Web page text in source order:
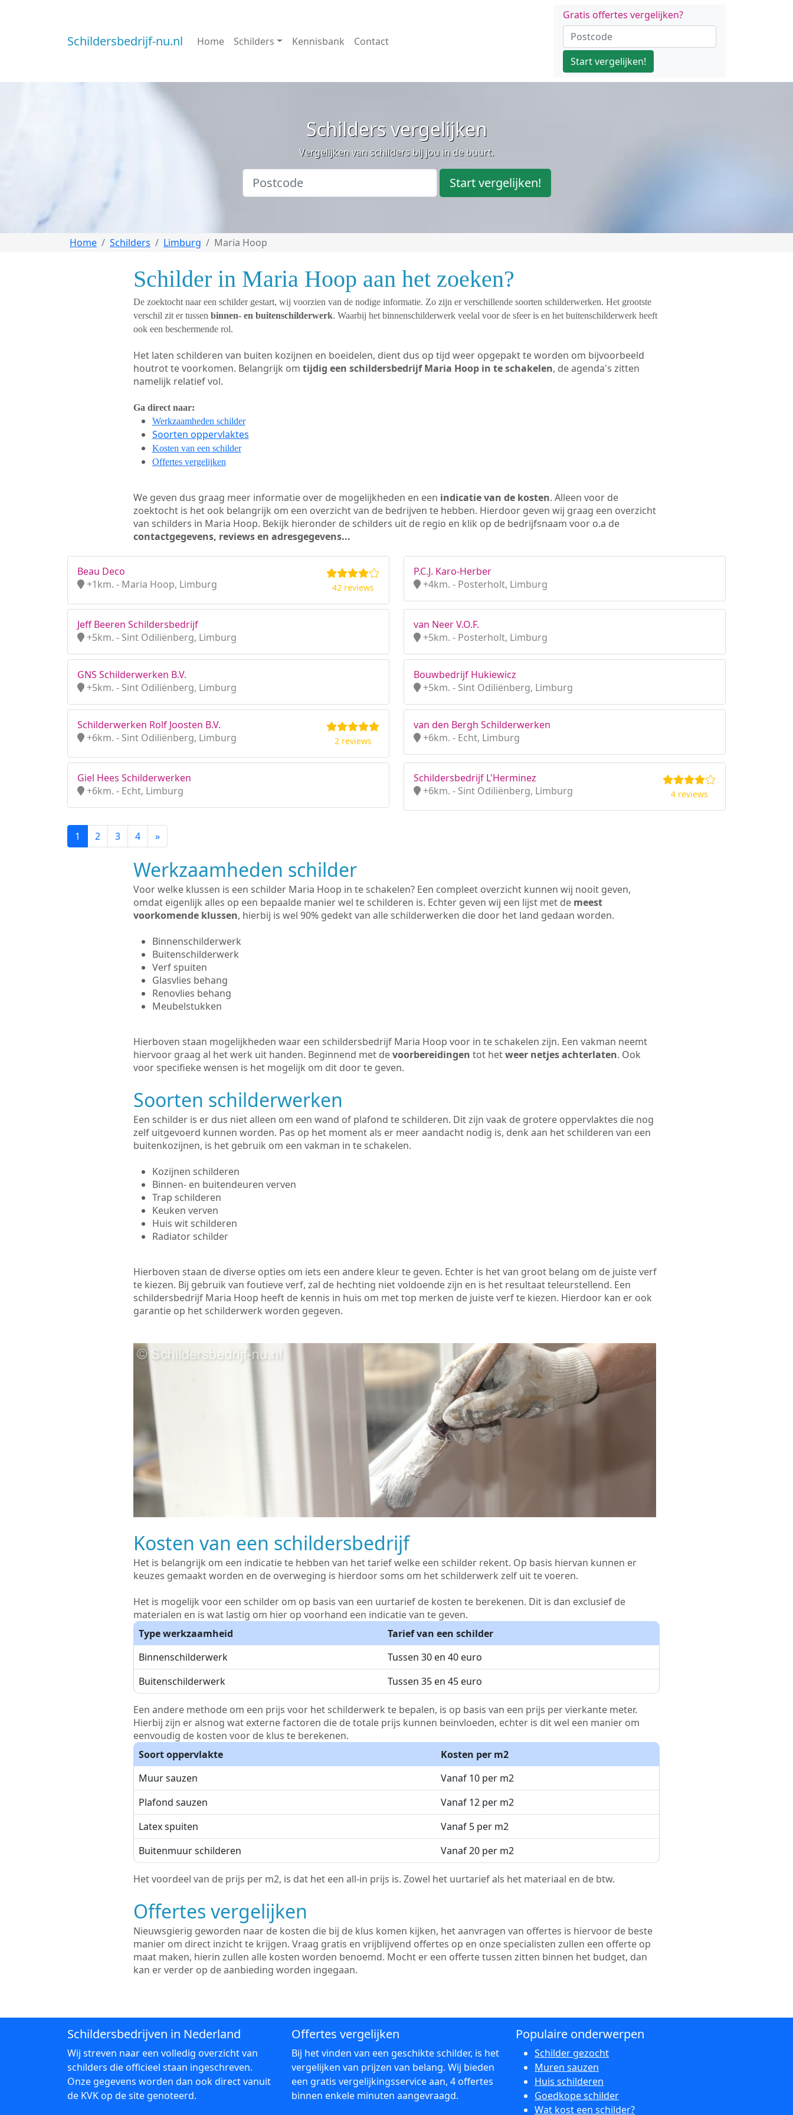
Schildersbedrijf-nu.nl Home Schilders Kennisbank Contact
Gratis offertes vergelijken?
Start vergelijken!
Schilders vergelijken
Vergelijken van schilders bij jou in de buurt.
Start vergelijken!
Home Schilders Limburg Maria Hoop
Schilder in Maria Hoop aan het zoeken?
De zoektocht naar een schilder gestart, wij voorzien van de nodige informatie. Zo zijn er verschillende soorten schilderwerken. Het grootste
verschil zit er tussen binnen- en buitenschilderwerk. Waarbij het binnenschilderwerk veelal voor de sfeer is en het buitenschilderwerk heeft
ook een beschermende rol.
Het laten schilderen van buiten kozijnen en boeidelen, dient dus op tijd weer opgepakt te worden om bijvoorbeeld
houtrot te voorkomen. Belangrijk om tijdig een schildersbedrijf Maria Hoop in te schakelen, de agenda's zitten
namelijk relatief vol.
Ga direct naar:
Werkzaamheden schilder
Soorten oppervlaktes
Kosten van een schilder
Offertes vergelijken
We geven dus graag meer informatie over de mogelijkheden en een indicatie van de kosten. Alleen voor de
zoektocht is het ook belangrijk om een overzicht van de bedrijven te hebben. Hierdoor geven wij graag een overzicht
van schilders in Maria Hoop. Bekijk hieronder de schilders uit de regio en klik op de bedrijfsnaam voor o.a de
contactgegevens, reviews en adresgegevens...
Beau Deco
+1km. - Maria Hoop, Limburg
42 reviews
P.C.J. Karo-Herber
+4km. - Posterholt, Limburg
Jeff Beeren Schildersbedrijf
+5km. - Sint Odiliënberg, Limburg
van Neer V.O.F.
+5km. - Posterholt, Limburg
GNS Schilderwerken B.V.
+5km. - Sint Odiliënberg, Limburg
Bouwbedrijf Hukiewicz
+5km. - Sint Odiliënberg, Limburg
Schilderwerken Rolf Joosten B.V.
+6km. - Sint Odiliënberg, Limburg
2 reviews
van den Bergh Schilderwerken
+6km. - Echt, Limburg
Giel Hees Schilderwerken
+6km. - Echt, Limburg
Schildersbedrijf L'Herminez
+6km. - Sint Odiliënberg, Limburg
4 reviews
1 2 3 4 »
Werkzaamheden schilder
Voor welke klussen is een schilder Maria Hoop in te schakelen? Een compleet overzicht kunnen wij nooit geven,
omdat eigenlijk alles op een bepaalde manier wel te schilderen is. Echter geven wij een lijst met de meest
voorkomende klussen, hierbij is wel 90% gedekt van alle schilderwerken die door het land gedaan worden.
Binnenschilderwerk
Buitenschilderwerk
Verf spuiten
Glasvlies behang
Renovlies behang
Meubelstukken
Hierboven staan mogelijkheden waar een schildersbedrijf Maria Hoop voor in te schakelen zijn. Een vakman neemt
hiervoor graag al het werk uit handen. Beginnend met devoorbereidingen tot hetweer netjes achterlaten. Ook
voor specifieke wensen is het mogelijk om dit door te geven.
Soorten schilderwerken
Een schilder is er dus niet alleen om een wand of plafond te schilderen. Dit zijn vaak de grotere oppervlaktes die nog
zelf uitgevoerd kunnen worden. Pas op het moment als er meer aandacht nodig is, denk aan het schilderen van een
buitenkozijnen, is het gebruik om een vakman in te schakelen.
Kozijnen schilderen
Binnen- en buitendeuren verven
Trap schilderen
Keuken verven
Huis wit schilderen
Radiator schilder
Hierboven staan de diverse opties om iets een andere kleur te geven. Echter is het van groot belang om de juiste verf
te kiezen. Bij gebruik van foutieve verf, zal de hechting niet voldoende zijn en is het resultaat teleurstellend. Een
schildersbedrijf Maria Hoop heeft de kennis in huis om met top merken de juiste verf te kiezen. Hierdoor kan er ook
garantie op het schilderwerk worden gegeven.
Kosten van een schildersbedrijf
Het is belangrijk om een indicatie te hebben van het tarief welke een schilder rekent. Op basis hiervan kunnen er
keuzes gemaakt worden en de overweging is hierdoor soms om het schilderwerk zelf uit te voeren.
Het is mogelijk voor een schilder om op basis van een uurtarief de kosten te berekenen. Dit is dan exclusief de
materialen en is wat lastig om hier op voorhand een indicatie van te geven.
Type werkzaamheid
Tarief van een schilder
Binnenschilderwerk
Tussen 30 en 40 euro
Buitenschilderwerk
Tussen 35 en 45 euro
Een andere methode om een prijs voor het schilderwerk te bepalen, is op basis van een prijs per vierkante meter.
Hierbij zijn er alsnog wat externe factoren die de totale prijs kunnen beïnvloeden, echter is dit wel een manier om
eenvoudig de kosten voor de klus te berekenen.
Soort oppervlakte
Kosten per m2
Muur sauzen
Vanaf 10 per m2
Plafond sauzen
Vanaf 12 per m2
Latex spuiten
Vanaf 5 per m2
Buitenmuur schilderen
Vanaf 20 per m2
Het voordeel van de prijs per m2, is dat het een all-in prijs is. Zowel het uurtarief als het materiaal en de btw.
Offertes vergelijken
Nieuwsgierig geworden naar de kosten die bij de klus komen kijken, het aanvragen van offertes is hiervoor de beste
manier om direct inzicht te krijgen. Vraag gratis en vrijblijvend offertes op en onze specialisten zullen een offerte op
maat maken, hierin zullen alle kosten worden benoemd. Mocht er een offerte tussen zitten binnen het budget, dan
kan er verder op de aanbieding worden ingegaan.
Schildersbedrijven in Nederland
Wij streven naar een volledig overzicht van
schilders die officieel staan ingeschreven.
Onze gegevens worden dan ook direct vanuit
de KVK op de site genoteerd.
Offertes vergelijken
Bij het vinden van een geschikte schilder, is het
vergelijken van prijzen van belang. Wij bieden
een gratis vergelijkingsservice aan, 4 offertes
binnen enkele minuten aangevraagd.
Populaire onderwerpen
Schilder gezocht
Muren sauzen
Huis schilderen
Goedkope schilder
Wat kost een schilder?